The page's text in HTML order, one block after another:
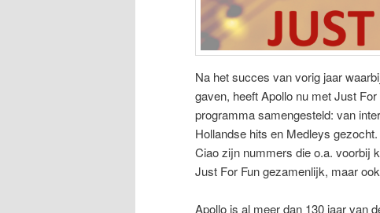
Na het succes van vorig jaar
gaven, heeft Apollo nu met Just
programma samengesteld: van
Hollandse hits en Medleys
Ciao zijn nummers die o.a. voorbij
Just For Fun gezamenlijk, maar
Apollo is al meer dan 130 jaar van